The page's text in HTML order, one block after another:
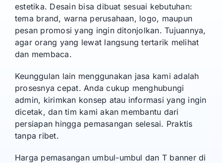
estetika. Desain bisa dibuat sesuai kebutuhan:
tema brand, warna perusahaan, logo, maupun
pesan promosi yang ingin ditonjolkan. Tujuannya,
agar orang yang lewat langsung tertarik melihat
dan membaca.
Keunggulan lain menggunakan jasa kami adalah
prosesnya cepat. Anda cukup menghubungi
admin, kirimkan konsep atau informasi yang ingin
dicetak, dan tim kami akan membantu dari
persiapan hingga pemasangan selesai. Praktis
tanpa ribet.
Harga pemasangan umbul-umbul dan T banner di